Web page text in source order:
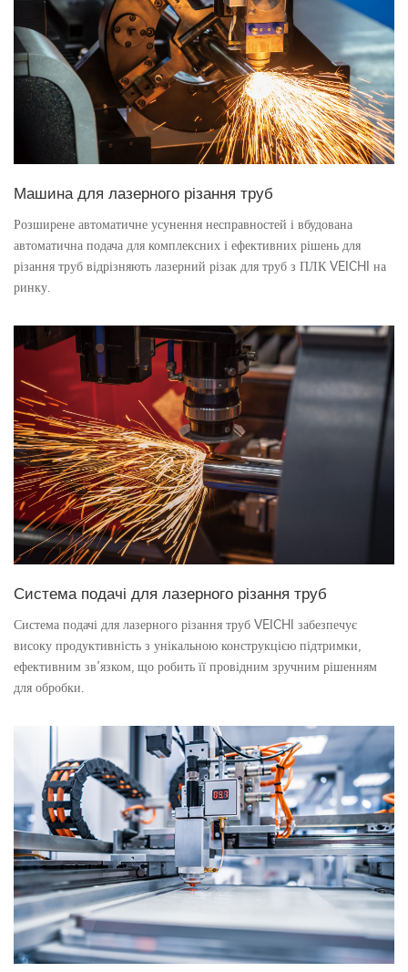
Машина для лазерного різання труб
Розширене автоматичне усунення несправностей і вбудована
автоматична подача для комплексних і ефективних рішень для
різання труб відрізняють лазерний різак для труб з ПЛК VEICHI на
ринку.
Система подачі для лазерного різання труб
Система подачі для лазерного різання труб VEICHI забезпечує
високу продуктивність з унікальною конструкцією підтримки,
ефективним зв’язком, що робить її провідним зручним рішенням
для обробки.